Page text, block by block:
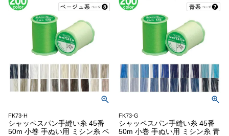
FK73-H
シャッペスパン手縫い糸 45番
50m 小巻 手ぬい用 ミシン糸 ベ
FK73-G
シャッペスパン手縫い糸 45番
50m 小巻 手ぬい用 ミシン糸 青